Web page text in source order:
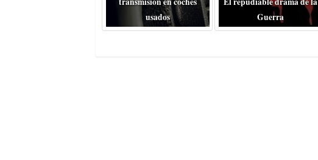
usados
Guerra